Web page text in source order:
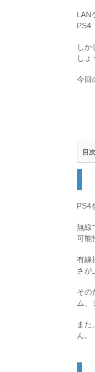
LAN
PS4
し
しょ
今回
目次
PS4
無線
可能
有線
さが
その
ム、
また
ん。